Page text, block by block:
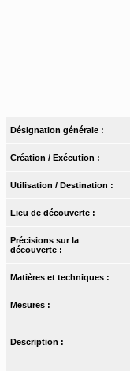
Désignation générale :
Création / Exécution :
Utilisation / Destination :
Lieu de découverte :
Précisions sur la
découverte :
Matières et techniques :
Mesures :
Description :